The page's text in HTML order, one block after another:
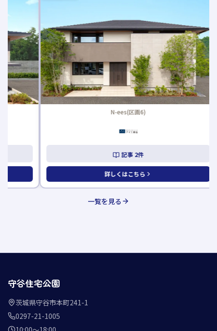
N-ees(区画6)
件
詳しくはこちら
一覧を見る
守谷住宅公園
茨城県守谷市本町241-1
0297-21-1005